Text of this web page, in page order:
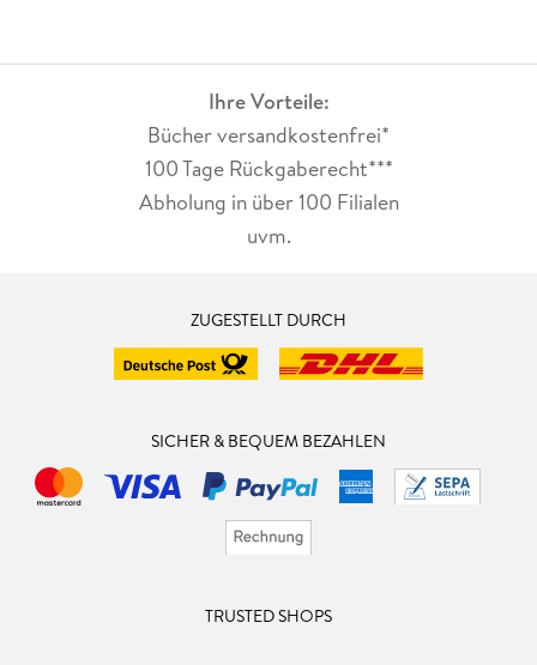
Ihre Vorteile:
Bücher versandkostenfrei*
100 Tage Rückgaberecht***
Abholung in über 100 Filialen
uvm.
ZUGESTELLT DURCH
SICHER & BEQUEM BEZAHLEN
TRUSTED SHOPS